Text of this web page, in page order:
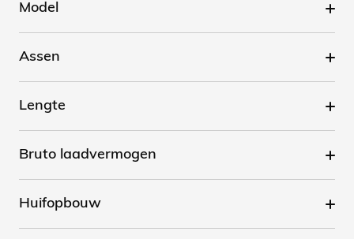
Model
Assen
Lengte
Bruto laadvermogen
Huifopbouw